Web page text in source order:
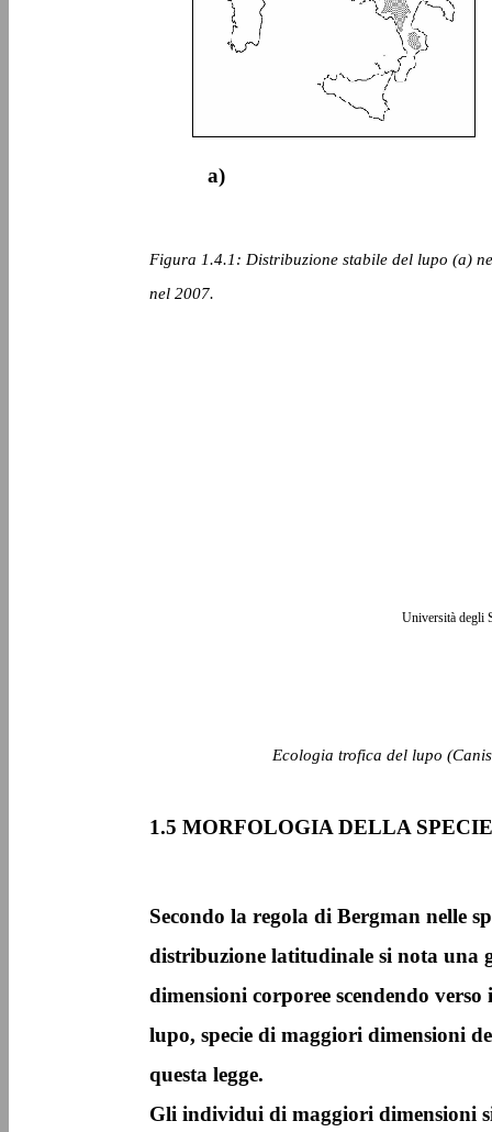
Università degli
a)
Figura 1.4.1: Distribuzione stabile del lupo (a)
nel 2007.
Ecologia trofica del lupo
1.5 MORFOLOGIA DELLA SPECIE
Secondo la regola di Bergman nelle
distribuzione latitudinale si nota una
dimensioni corporee scendendo
lupo, specie di maggiori dimensioni
questa legge.
Gli individui di maggiori dimensioni